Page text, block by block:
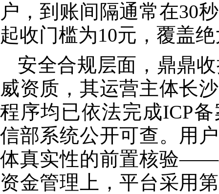
户，到账间隔通常在30
起收门槛为10元，覆盖
安全合规层面，鼎鼎
威资质，其运营主体长
程序均已依法完成ICP
信部系统公开可查。用
体真实性的前置核验——
资金管理上，平台采用